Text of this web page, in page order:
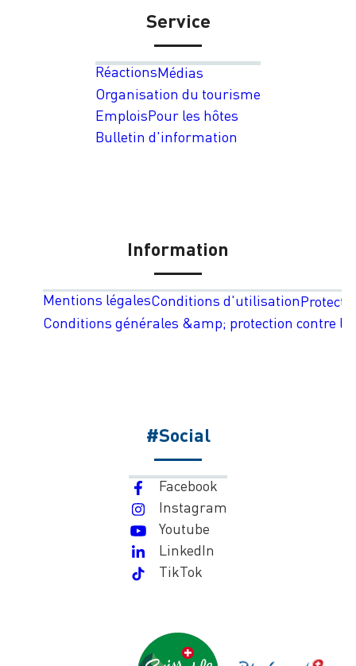
Service
RéactionsMédias
Organisation du tourisme
EmploisPour les hôtes
Bulletin d'information
Information
Mentions légalesConditions d'utilisation
Conditions générales &amp; protection contre
#Social
Facebook
Instagram
Youtube
LinkedIn
TikTok